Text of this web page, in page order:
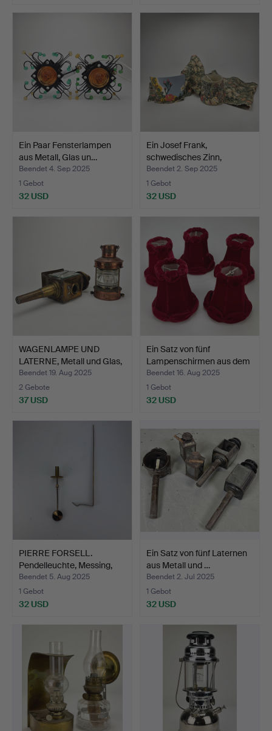
Ein Paar Fensterlampen
aus Metall, Glas un…
Beendet 4. Sep 2025
1 Gebot
32 USD
Ein Josef Frank,
schwedisches Zinn,
Lampen…
Beendet 2. Sep 2025
1 Gebot
32 USD
WAGENLAMPE UND
LATERNE, Metall und Glas,
2…
Beendet 19. Aug 2025
2 Gebote
37 USD
Ein Satz von fünf
Lampenschirmen aus dem
2…
Beendet 16. Aug 2025
1 Gebot
32 USD
PIERRE FORSELL.
Pendelleuchte, Messing,
Sk…
Beendet 5. Aug 2025
1 Gebot
32 USD
Ein Satz von fünf Laternen
aus Metall und …
Beendet 2. Jul 2025
1 Gebot
32 USD